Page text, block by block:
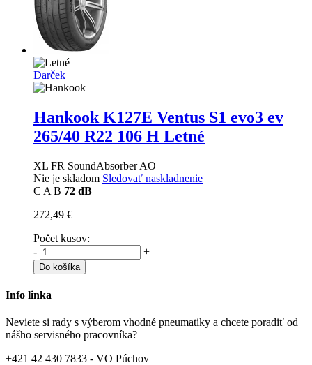
Darček
Hankook K127E Ventus S1 evo3 ev
265/40 R22 106 H Letné
XL FR SoundAbsorber AO
Nie je skladom Sledovať naskladnenie
C A B 72 dB
272,49 €
Počet kusov:
-
+
Do košíka
Info linka
Neviete si rady s výberom vhodné pneumatiky a chcete poradiť od
nášho servisného pracovníka?
+421 42 430 7833 - VO Púchov